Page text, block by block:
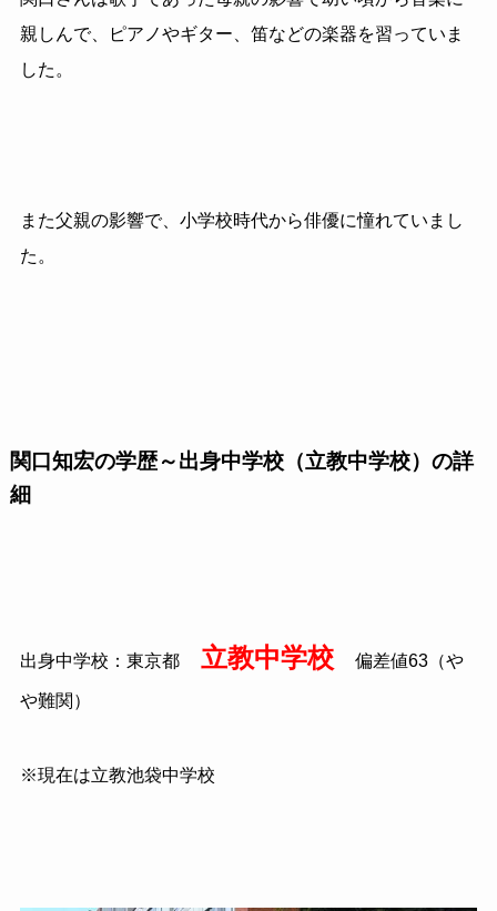
親しんで、ピアノやギター、笛などの楽器を習っていま
した。
また父親の影響で、小学校時代から俳優に憧れていまし
た。
関口知宏の学歴～出身中学校（立教中学校）の詳
細
出身中学校：東京都 立教中学校 偏差値63（や
や難関）
※現在は立教池袋中学校